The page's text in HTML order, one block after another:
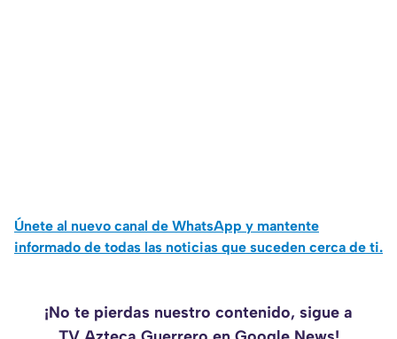
Únete al nuevo canal de WhatsApp y mantente
informado de todas las noticias que suceden cerca de ti.
¡No te pierdas nuestro contenido, sigue a